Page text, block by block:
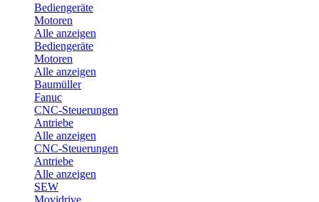
Bediengeräte
Motoren
Alle anzeigen
Bediengeräte
Motoren
Alle anzeigen
Baumüller
Fanuc
CNC-Steuerungen
Antriebe
Alle anzeigen
CNC-Steuerungen
Antriebe
Alle anzeigen
SEW
Movidrive